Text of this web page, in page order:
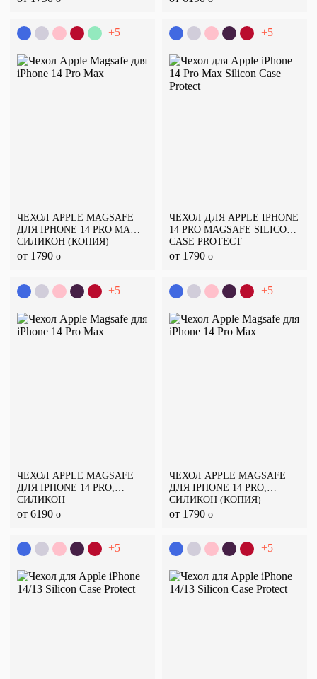
+5
ЧЕХОЛ APPLE MAGSAFE
ДЛЯ IPHONE 14 PRO MAX,
СИЛИКОН (КОПИЯ)
от 1790 o
+5
ЧЕХОЛ ДЛЯ APPLE IPHONE
14 PRO MAGSAFE SILICON
CASE PROTECT
от 1790 o
+5
ЧЕХОЛ APPLE MAGSAFE
ДЛЯ IPHONE 14 PRO,
СИЛИКОН
от 6190 o
+5
ЧЕХОЛ APPLE MAGSAFE
ДЛЯ IPHONE 14 PRO,
СИЛИКОН (КОПИЯ)
от 1790 o
+5 +5